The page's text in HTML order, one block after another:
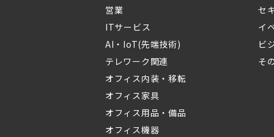
営業
ITサービス
AI・IoT(先端技術)
テレワーク関連
オフィス内装・移転
オフィス家具
オフィス用品・備品
オフィス機器
セ
イ
ビ
そ